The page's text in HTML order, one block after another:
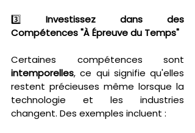
3️⃣ Investissez dans des
Compétences "À Épreuve du Temps"
intemporelles, ce qui signifie qu'elles
restent précieuses même lorsque la
technologie et les industries
changent. Des exemples incluent :